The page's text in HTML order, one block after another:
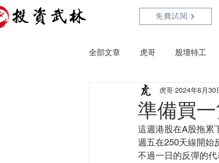
免費試閱
全部文章 虎哥 股壇特工
準備買
虎哥 2024年6月30
這週港股在A股拖累
週五在250天線開始
不過一日的反彈的